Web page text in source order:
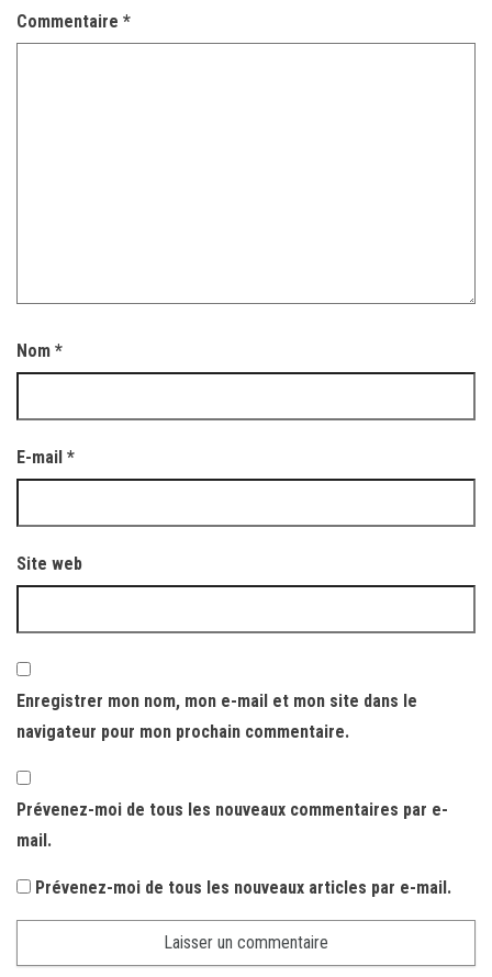
Commentaire *
Nom *
E-mail *
Site web
Enregistrer mon nom, mon e-mail et mon site dans le
navigateur pour mon prochain commentaire.
Prévenez-moi de tous les nouveaux commentaires par e-
mail.
Prévenez-moi de tous les nouveaux articles par e-mail.